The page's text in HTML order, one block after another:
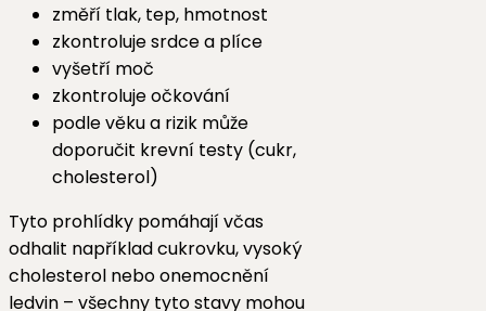
změří tlak, tep, hmotnost
zkontroluje srdce a plíce
vyšetří moč
zkontroluje očkování
podle věku a rizik může
doporučit krevní testy (cukr,
cholesterol)
Tyto prohlídky pomáhají včas
odhalit například cukrovku, vysoký
cholesterol nebo onemocnění
ledvin – všechny tyto stavy mohou